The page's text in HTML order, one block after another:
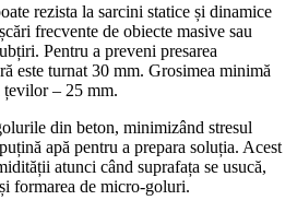
rezista la sarcini statice și dinamice
frecvente de obiecte masive sau
Pentru a preveni presarea
este turnat 30 mm. Grosimea minimă
țevilor – 25 mm.
din beton, minimizând stresul
apă pentru a prepara soluția. Acest
atunci când suprafața se usucă,
formarea de micro-goluri.